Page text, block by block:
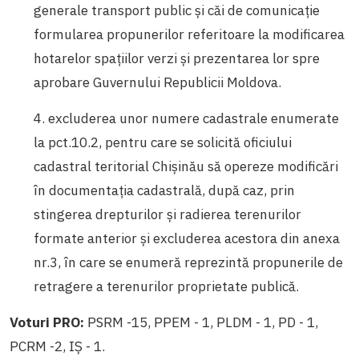
generale transport public şi căi de comunicaţie
formularea propunerilor referitoare la modificarea
hotarelor spaţiilor verzi şi prezentarea lor spre
aprobare Guvernului Republicii Moldova.
4. excluderea unor numere cadastrale enumerate
la pct.10.2, pentru care se solicită oficiului
cadastral teritorial Chișinău să opereze modificări
în documentaţia cadastrală, după caz, prin
stingerea drepturilor şi radierea terenurilor
formate anterior şi excluderea acestora din anexa
nr.3, în care se enumeră reprezintă propunerile de
retragere a terenurilor proprietate publică.
Voturi PRO: PSRM -15, PPEM - 1, PLDM - 1, PD - 1,
PCRM -2, IȘ - 1.